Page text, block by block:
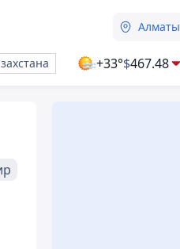
Алматы
+33°$467.48